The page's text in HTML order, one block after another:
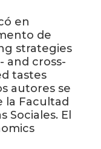
en
de
strategies
and cross-
tastes
autores se
la Facultad
Sociales. El